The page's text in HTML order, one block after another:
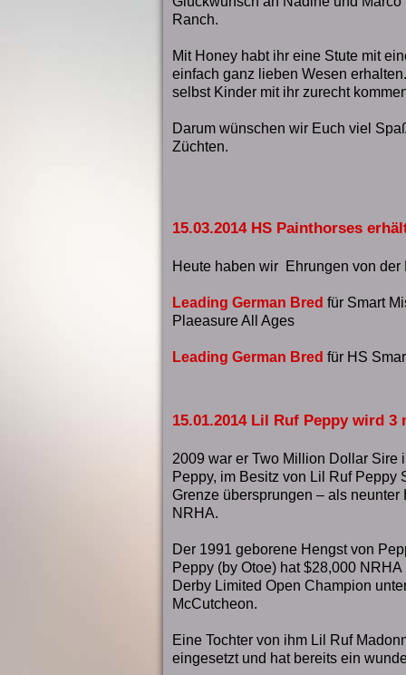
Ranch.
Mit Honey habt ihr eine Stute mit
einfach ganz lieben Wesen
selbst Kinder mit ihr zurecht
Darum wünschen wir Euch viel
Züchten.
15.03.2014 HS Painthorses
Heute haben wir Ehrungen von
Leading German Bred für Smart
Plaeasure All Ages
Leading German Bred für HS
15.01.2014 Lil Ruf Peppy wird
2009 war er Two Million Dollar Sire
Peppy, im Besitz von Lil Ruf Peppy
Grenze übersprungen – als
NRHA.
Der 1991 geborene Hengst von
Peppy (by Otoe) hat $28,000
Derby Limited Open Champion
McCutcheon.
Eine Tochter von ihm Lil Ruf
eingesetzt und hat bereits ein